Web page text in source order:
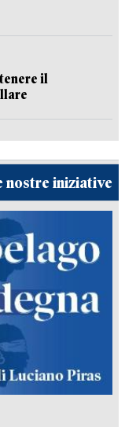
il
nostre iniziative